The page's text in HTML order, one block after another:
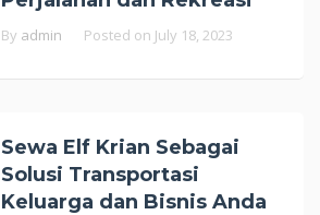
By admin Posted on July 18, 2023
Sewa Elf Krian Sebagai
Solusi Transportasi
Keluarga dan Bisnis Anda